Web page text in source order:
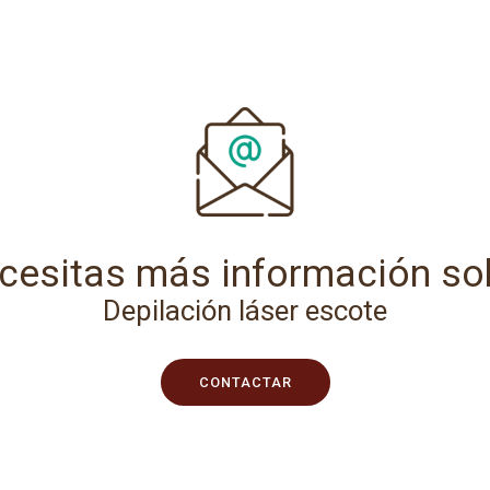
más información
Depilación láser escote
CONTACTAR